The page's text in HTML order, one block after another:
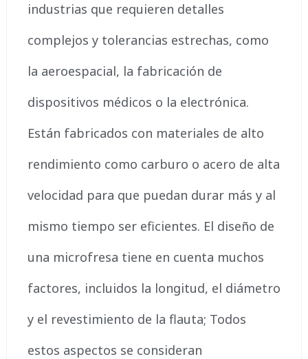
industrias que requieren detalles
complejos y tolerancias estrechas, como
la aeroespacial, la fabricación de
dispositivos médicos o la electrónica.
Están fabricados con materiales de alto
rendimiento como carburo o acero de alta
velocidad para que puedan durar más y al
mismo tiempo ser eficientes. El diseño de
una microfresa tiene en cuenta muchos
factores, incluidos la longitud, el diámetro
y el revestimiento de la flauta; Todos
estos aspectos se consideran